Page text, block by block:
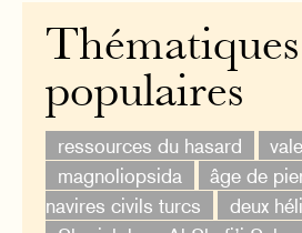
Thématiques
populaires
ressources du hasard
magnoliopsida
âge de
navires civils turcs
deux